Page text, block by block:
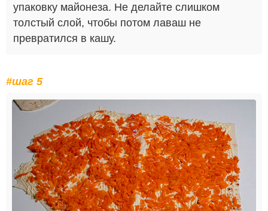
упаковку майонеза. Не делайте слишком
толстый слой, чтобы потом лаваш не
превратился в кашу.
#шаг 5